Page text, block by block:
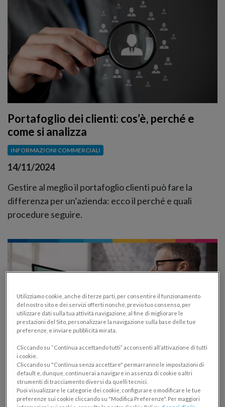
Portafoglio dei clienti: cos’è, perché e
come si analizza
INFORMAZIONI COMMERCIALI
14/11/2024
Gestire al meglio il portafoglio clienti può fare la
differenza per un’azienda: ecco il perché e quali
procedure seguire.
Fattura elettronica con dichiarazione
d’intento: come si compila e un esempio
FATTURAZIONE ELETTRONICA
Utilizziamo cookie, anche di terze parti, per consentire il funzionamento
del nostro sito e dei servizi offerti nonché, previo tuo consenso, per
utilizzare dati sulla tua attività navigazione, al fine di migliorare le
prestazioni del Sito, personalizzare la navigazione sulla base delle tue
preferenze, e inviare pubblicità mirata.
Cliccando su “Continua accettando tutti” acconsenti all’attivazione di tutti
i cookie.
Cliccando su "Continua senza accettare" permarranno le impostazioni di
default e, dunque, continuerai a navigare in assenza di cookie o altri
strumenti di tracciamento diversi da quelli tecnici.
Puoi visualizzare le categorie dei cookie, configurare o modificare le tue
preferenze sui cookie cliccando su "Modifica Preferenze". Per maggiori